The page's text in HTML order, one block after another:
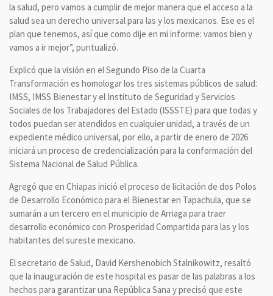
la salud, pero vamos a cumplir de mejor manera que el acceso a la
salud sea un derecho universal para las y los mexicanos. Ese es el
plan que tenemos, así que como dije en mi informe: vamos bien y
vamos a ir mejor”, puntualizó.
Explicó que la visión en el Segundo Piso de la Cuarta
Transformación es homologar los tres sistemas públicos de salud:
IMSS, IMSS Bienestar y el Instituto de Seguridad y Servicios
Sociales de los Trabajadores del Estado (ISSSTE) para que todas y
todos puedan ser atendidos en cualquier unidad, a través de un
expediente médico universal, por ello, a partir de enero de 2026
iniciará un proceso de credencialización para la conformación del
Sistema Nacional de Salud Pública.
Agregó que en Chiapas inició el proceso de licitación de dos Polos
de Desarrollo Económico para el Bienestar en Tapachula, que se
sumarán a un tercero en el municipio de Arriaga para traer
desarrollo económico con Prosperidad Compartida para las y los
habitantes del sureste mexicano.
El secretario de Salud, David Kershenobich Stalnikowitz, resaltó
que la inauguración de este hospital es pasar de las palabras a los
hechos para garantizar una República Sana y precisó que este